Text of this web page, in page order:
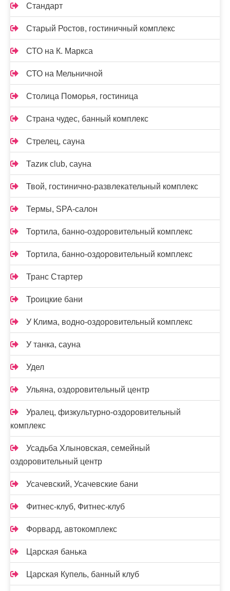
Стандарт
Старый Ростов, гостиничный комплекс
СТО на К. Маркса
СТО на Мельничной
Столица Поморья, гостиница
Страна чудес, банный комплекс
Стрелец, сауна
Таzик club, сауна
Твой, гостинично-развлекательный комплекс
Термы, SPA-салон
Тортила, банно-оздоровительный комплекс
Тортила, банно-оздоровительный комплекс
Транс Стартер
Троицкие бани
У Клима, водно-оздоровительный комплекс
У танка, сауна
Удел
Ульяна, оздоровительный центр
Уралец, физкультурно-оздоровительный
комплекс
Усадьба Хлыновская, семейный
оздоровительный центр
Усачевский, Усачевские бани
Фитнес-клуб, Фитнес-клуб
Форвард, автокомплекс
Царская банька
Царская Купель, банный клуб